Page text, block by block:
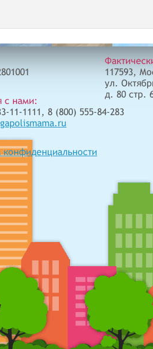
с нами:
11-1111, 8 (800) 555-84-283
конфиденциальности
117593,
ул.
д. 80 стр.